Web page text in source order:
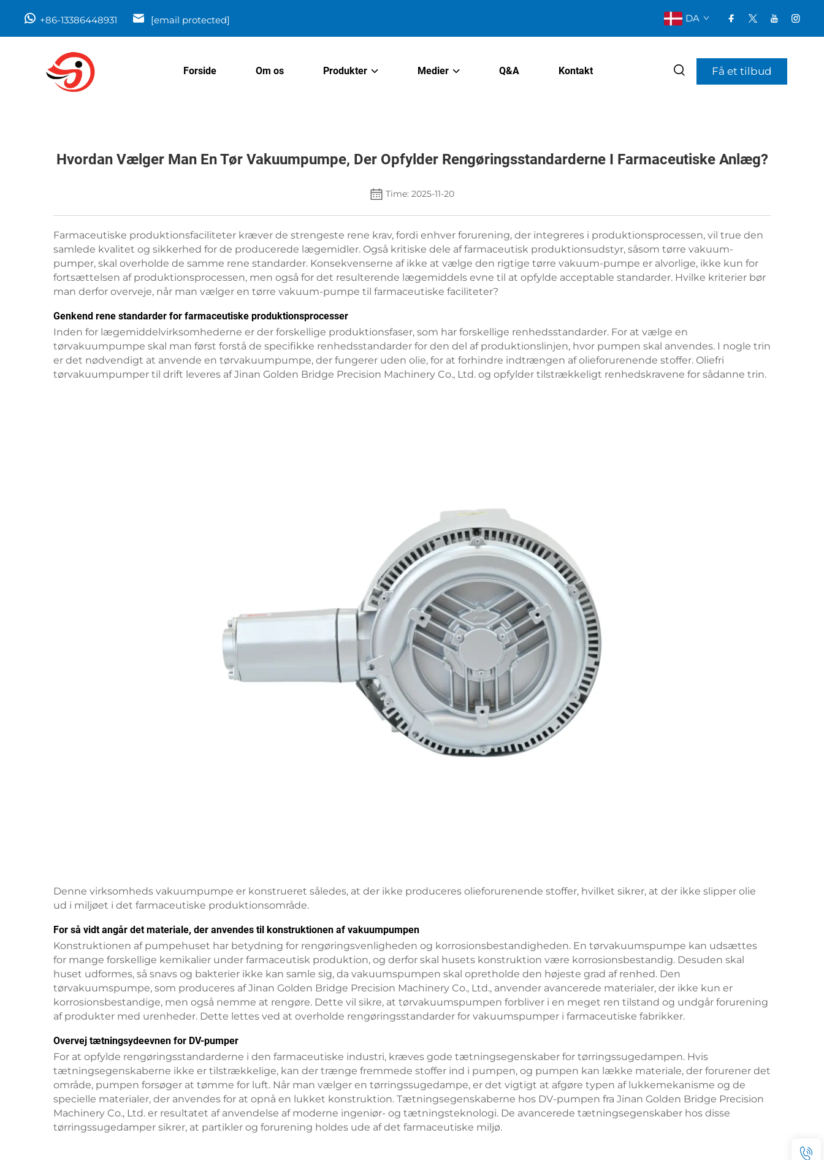
+86-13386448931 [email protected] DA
Forside Om os Produkter Medier Q&A Kontakt Få et tilbud
Hvordan Vælger Man En Tør Vakuumpumpe, Der Opfylder Rengøringsstandarderne I Farmaceutiske Anlæg?
Time: 2025-11-20
Farmaceutiske produktionsfaciliteter kræver de strengeste rene krav, fordi enhver forurening, der integreres i produktionsprocessen, vil true den
samlede kvalitet og sikkerhed for de producerede lægemidler. Også kritiske dele af farmaceutisk produktionsudstyr, såsom tørre vakuum-
pumper, skal overholde de samme rene standarder. Konsekvenserne af ikke at vælge den rigtige tørre vakuum-pumpe er alvorlige, ikke kun for
fortsættelsen af produktionsprocessen, men også for det resulterende lægemiddels evne til at opfylde acceptable standarder. Hvilke kriterier bør
man derfor overveje, når man vælger en tørre vakuum-pumpe til farmaceutiske faciliteter?
Genkend rene standarder for farmaceutiske produktionsprocesser
Inden for lægemiddelvirksomhederne er der forskellige produktionsfaser, som har forskellige renhedsstandarder. For at vælge en
tørvakuumpumpe skal man først forstå de specifikke renhedsstandarder for den del af produktionslinjen, hvor pumpen skal anvendes. I nogle trin
er det nødvendigt at anvende en tørvakuumpumpe, der fungerer uden olie, for at forhindre indtrængen af olieforurenende stoffer. Oliefri
tørvakuumpumper til drift leveres af Jinan Golden Bridge Precision Machinery Co., Ltd. og opfylder tilstrækkeligt renhedskravene for sådanne trin.
Denne virksomheds vakuumpumpe er konstrueret således, at der ikke produceres olieforurenende stoffer, hvilket sikrer, at der ikke slipper olie
ud i miljøet i det farmaceutiske produktionsområde.
For så vidt angår det materiale, der anvendes til konstruktionen af vakuumpumpen
Konstruktionen af pumpehuset har betydning for rengøringsvenligheden og korrosionsbestandigheden. En tørvakuumspumpe kan udsættes
for mange forskellige kemikalier under farmaceutisk produktion, og derfor skal husets konstruktion være korrosionsbestandig. Desuden skal
huset udformes, så snavs og bakterier ikke kan samle sig, da vakuumspumpen skal opretholde den højeste grad af renhed. Den
tørvakuumspumpe, som produceres af Jinan Golden Bridge Precision Machinery Co., Ltd., anvender avancerede materialer, der ikke kun er
korrosionsbestandige, men også nemme at rengøre. Dette vil sikre, at tørvakuumspumpen forbliver i en meget ren tilstand og undgår forurening
af produkter med urenheder. Dette lettes ved at overholde rengøringsstandarder for vakuumspumper i farmaceutiske fabrikker.
Overvej tætningsydeevnen for DV-pumper
For at opfylde rengøringsstandarderne i den farmaceutiske industri, kræves gode tætningsegenskaber for tørringssugedampen. Hvis
tætningsegenskaberne ikke er tilstrækkelige, kan der trænge fremmede stoffer ind i pumpen, og pumpen kan lække materiale, der forurener det
område, pumpen forsøger at tømme for luft. Når man vælger en tørringssugedampe, er det vigtigt at afgøre typen af lukkemekanisme og de
specielle materialer, der anvendes for at opnå en lukket konstruktion. Tætningsegenskaberne hos DV-pumpen fra Jinan Golden Bridge Precision
Machinery Co., Ltd. er resultatet af anvendelse af moderne ingeniør- og tætningsteknologi. De avancerede tætningsegenskaber hos disse
tørringssugedamper sikrer, at partikler og forurening holdes ude af det farmaceutiske miljø.